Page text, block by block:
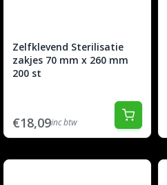
Zelfklevend Sterilisatie
zakjes 70 mm x 260 mm
200 st
€18,09inc btw